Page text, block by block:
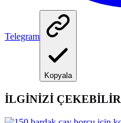
Telegram
Kopyala
İLGİNİZİ ÇEKEBİLİR